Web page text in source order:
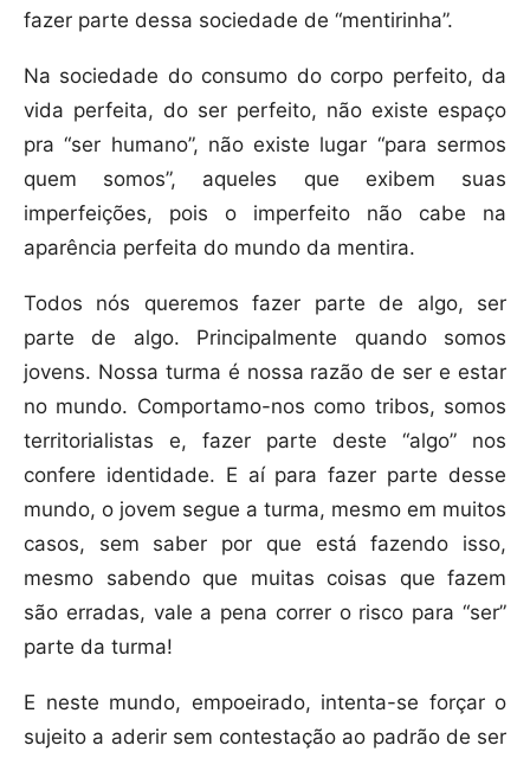
fazer parte dessa sociedade de “mentirinha”.
Na sociedade do consumo do corpo perfeito, da
vida perfeita, do ser perfeito, não existe espaço
pra “ser humano”, não existe lugar “para sermos
quem somos”, aqueles que exibem suas
imperfeições, pois o imperfeito não cabe na
aparência perfeita do mundo da mentira.
Todos nós queremos fazer parte de algo, ser
parte de algo. Principalmente quando somos
jovens. Nossa turma é nossa razão de ser e estar
no mundo. Comportamo-nos como tribos, somos
territorialistas e, fazer parte deste “algo” nos
confere identidade. E aí para fazer parte desse
mundo, o jovem segue a turma, mesmo em muitos
casos, sem saber por que está fazendo isso,
mesmo sabendo que muitas coisas que fazem
são erradas, vale a pena correr o risco para “ser”
parte da turma!
E neste mundo, empoeirado, intenta-se forçar o
sujeito a aderir sem contestação ao padrão de ser